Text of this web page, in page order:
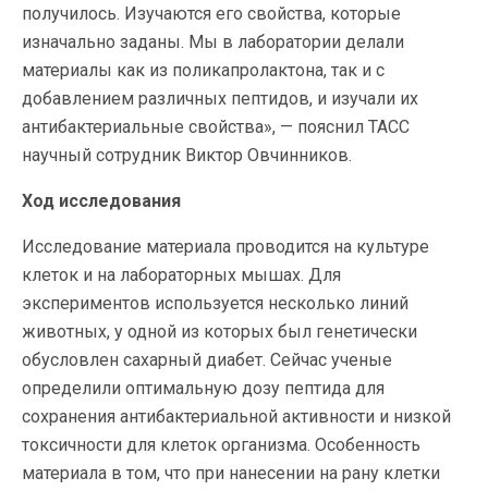
получилось. Изучаются его свойства, которые
изначально заданы. Мы в лаборатории делали
материалы как из поликапролактона, так и с
добавлением различных пептидов, и изучали их
антибактериальные свойства», — пояснил ТАСС
научный сотрудник Виктор Овчинников.
Ход исследования
Исследование материала проводится на культуре
клеток и на лабораторных мышах. Для
экспериментов используется несколько линий
животных, у одной из которых был генетически
обусловлен сахарный диабет. Сейчас ученые
определили оптимальную дозу пептида для
сохранения антибактериальной активности и низкой
токсичности для клеток организма. Особенность
материала в том, что при нанесении на рану клетки